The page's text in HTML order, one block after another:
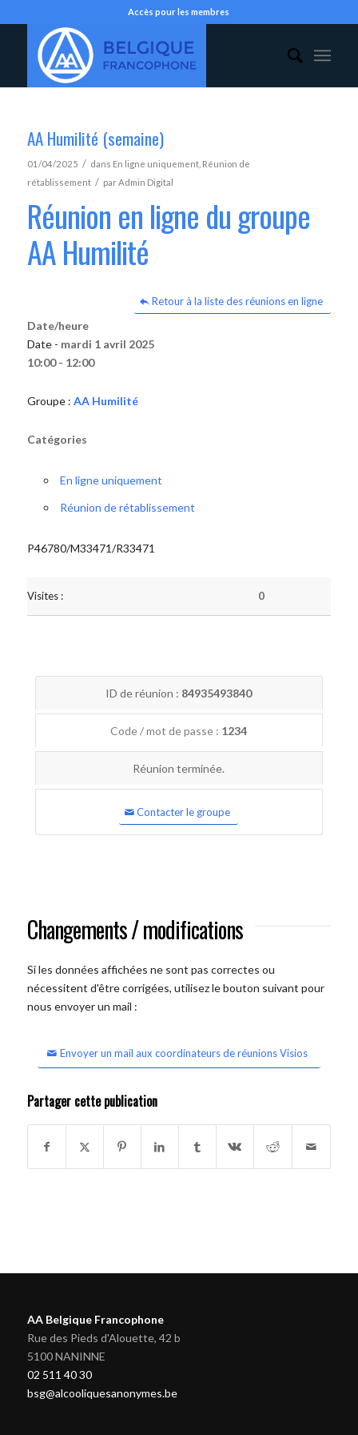
Accès pour les membres
AA Humilité (semaine)
01/04/2025 / dans En ligne uniquement, Réunion de
rétablissement / parAdmin Digital
Réunion en ligne du groupe
AA Humilité
Retour à la liste des réunions en ligne
Date/heure
Date - mardi 1 avril 2025
10:00 - 12:00
Groupe : AA Humilité
Catégories
En ligne uniquement
Réunion de rétablissement
P46780/M33471/R33471
Visites : 0
ID de réunion : 84935493840
Code / mot de passe : 1234
Réunion terminée.
Contacter le groupe
Changements / modifications
Si les données affichées ne sont pas correctes ou
nécessitent d'être corrigées, utilisez le bouton suivant pour
nous envoyer un mail :
Envoyer un mail aux coordinateurs de réunions Visios
Partager cette publication
AA Belgique Francophone
Rue des Pieds d'Alouette, 42 b
5100 NANINNE
02 511 40 30
bsg@alcooliquesanonymes.be